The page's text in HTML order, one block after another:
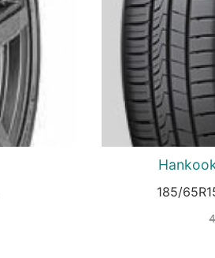
185/